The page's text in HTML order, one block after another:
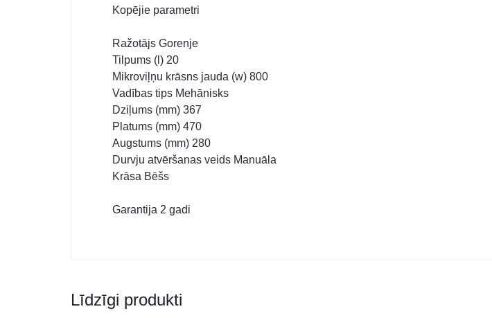
Kopējie parametri
Ražotājs Gorenje
Tilpums (l) 20
Mikroviļņu krāsns jauda (w) 800
Vadības tips Mehānisks
Dziļums (mm) 367
Platums (mm) 470
Augstums (mm) 280
Durvju atvēršanas veids Manuāla
Krāsa Bēšs
Garantija 2 gadi
Līdzīgi produkti